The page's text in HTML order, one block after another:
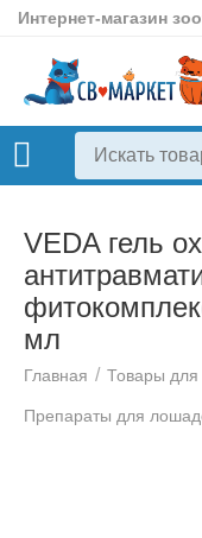
Интернет-магазин
VEDA гель
мл
Главная / Товары для
Препараты для